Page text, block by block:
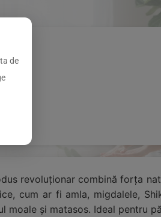
revoluționar combină forța
cum ar fi amla, migdalele,
moale și matasos. Ideal pentru
de